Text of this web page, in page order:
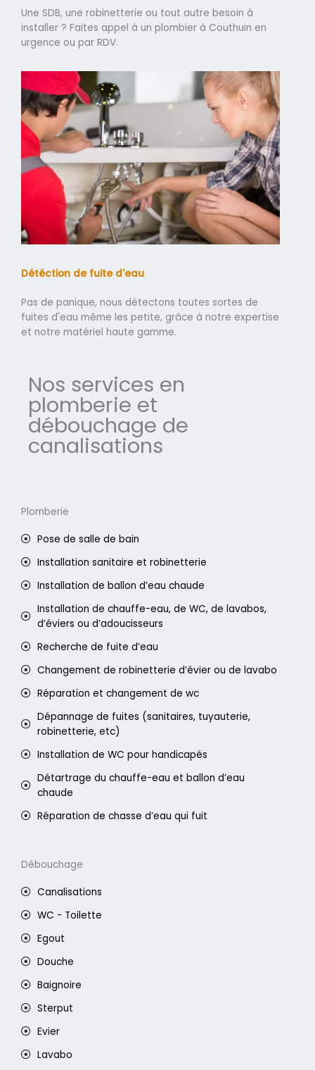
Une SDB, une robinetterie ou tout autre besoin à
installer ? Faites appel à un plombier à Couthuin en
urgence ou par RDV.
Détéction de fuite d'eau
Pas de panique, nous détectons toutes sortes de
fuites d'eau même les petite, grâce à notre expertise
et notre matériel haute gamme.
Nos services en
plomberie et
débouchage de
canalisations
Plomberie
Pose de salle de bain
Installation sanitaire et robinetterie
Installation de ballon d’eau chaude
Installation de chauffe-eau, de WC, de lavabos,
d’éviers ou d’adoucisseurs
Recherche de fuite d’eau
Changement de robinetterie d’évier ou de lavabo
Réparation et changement de wc
Dépannage de fuites (sanitaires, tuyauterie,
robinetterie, etc)
Installation de WC pour handicapés
Détartrage du chauffe-eau et ballon d’eau
chaude
Réparation de chasse d’eau qui fuit
Débouchage
Canalisations
WC - Toilette
Egout
Douche
Baignoire
Sterput
Evier
Lavabo